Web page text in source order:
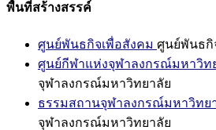
พื้นที่สร้างสรรค์
ศูนย์พันธกิจเพื่อสังคม ศูนย์พันธกิ
ศูนย์กีฬาแห่งจุฬาลงกรณ์มหาวิท
จุฬาลงกรณ์มหาวิทยาลัย
ธรรมสถานจุฬาลงกรณ์มหาวิทย
จุฬาลงกรณ์มหาวิทยาลัย